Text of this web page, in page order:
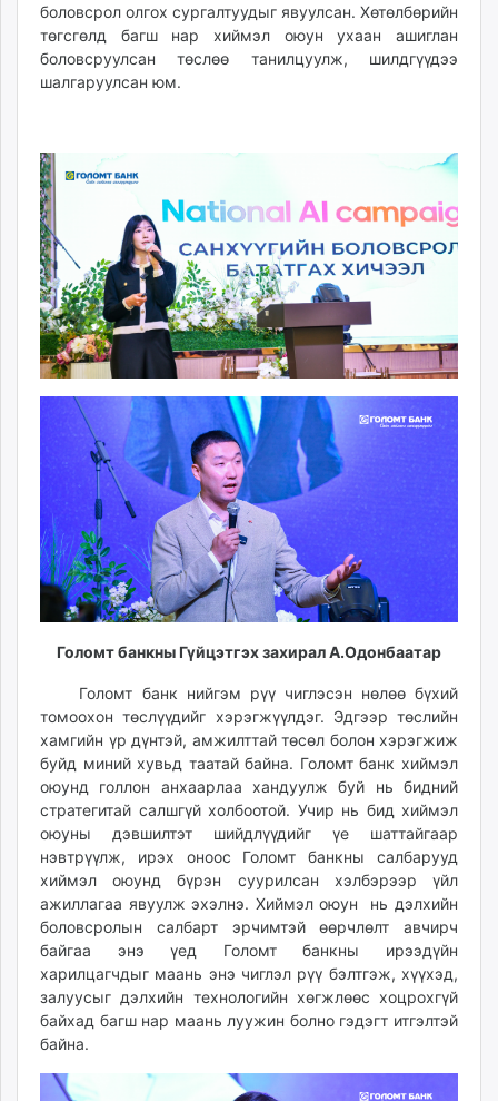
paparazzi.mn
unread.today
боловсрол олгох сургалтуудыг явуулсан. Хөтөлбөрийн
төгсгөлд багш нар хиймэл оюун ухаан ашиглан
боловсруулсан төслөө танилцуулж, шилдгүүдээ
шалгаруулсан юм.
Голомт банкны Гүйцэтгэх захирал А.Одонбаатар
Голомт банк нийгэм рүү чиглэсэн нөлөө бүхий
томоохон төслүүдийг хэрэгжүүлдэг. Эдгээр төслийн
хамгийн үр дүнтэй, амжилттай төсөл болон хэрэгжиж
буйд миний хувьд таатай байна. Голомт банк хиймэл
оюунд голлон анхаарлаа хандуулж буй нь бидний
стратегитай салшгүй холбоотой. Учир нь бид хиймэл
оюуны дэвшилтэт шийдлүүдийг үе шаттайгаар
нэвтрүүлж, ирэх оноос Голомт банкны салбарууд
хиймэл оюунд бүрэн суурилсан хэлбэрээр үйл
ажиллагаа явуулж эхэлнэ. Хиймэл оюун нь дэлхийн
боловсролын салбарт эрчимтэй өөрчлөлт авчирч
байгаа энэ үед Голомт банкны ирээдүйн
харилцагчдыг маань энэ чиглэл рүү бэлтгэж, хүүхэд,
залуусыг дэлхийн технологийн хөгжлөөс хоцрохгүй
байхад багш нар маань луужин болно гэдэгт итгэлтэй
байна.